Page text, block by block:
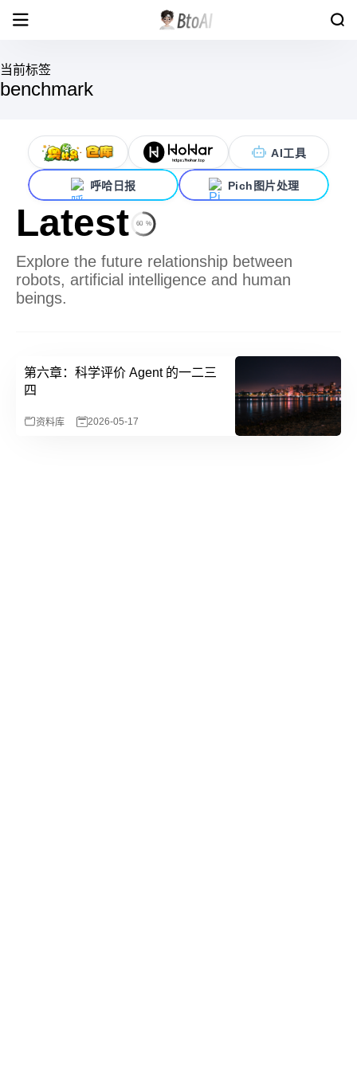
当前标签
benchmark
AI工具
呼哈日报 Pich图片处理
Latest 60 %
Explore the future relationship between
robots, artificial intelligence and human
beings.
第六章：科学评价 Agent 的一二三
四
资料库 2026-05-17